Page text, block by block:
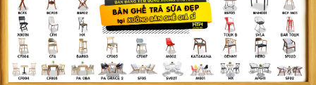
SẢN PHẨM
CÔNG TRÌNH